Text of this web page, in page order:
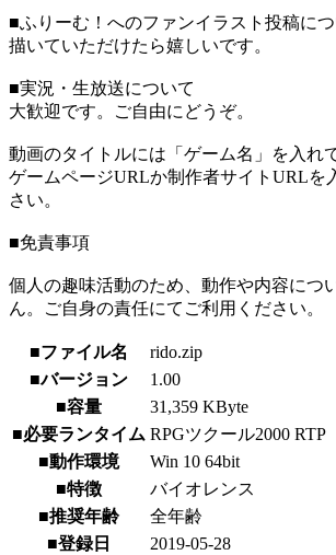
■ふりーむ！へのファンイラスト投稿に
描いていただけたら嬉しいです。
■実況・生放送について
大歓迎です。ご自由にどうぞ。
動画のタイトルには「ゲーム名」を入れ
ゲームページURLか制作者サイトURLを
さい。
■免責事項
個人の趣味活動のため、動作や内容につ
ん。ご自身の責任にてご利用ください。
■ファイル名
rido.zip
■バージョン
1.00
■容量
31,359 KByte
■必要ランタイム RPGツクール2000 RTP
■動作環境
Win 10 64bit
■特徴
バイオレンス
■推奨年齢
全年齢
■登録日
2019-05-28